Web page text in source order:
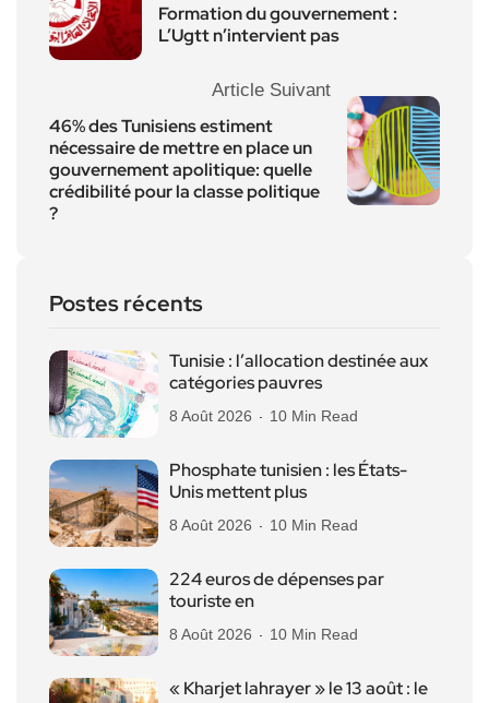
Formation du gouvernement :
L’Ugtt n’intervient pas
Article Suivant
46% des Tunisiens estiment
nécessaire de mettre en place un
gouvernement apolitique: quelle
crédibilité pour la classe politique
?
Postes récents
Tunisie : l’allocation destinée aux
catégories pauvres
8 Août 2026 10 Min Read
Phosphate tunisien : les États-
Unis mettent plus
8 Août 2026 10 Min Read
224 euros de dépenses par
touriste en
8 Août 2026 10 Min Read
« Kharjet lahrayer » le 13 août : le